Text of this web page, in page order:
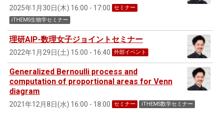
2025年1月30日(木) 16:00 - 17:00
セミナー
iTHEMS生物学セミナー
理研AIP-数理女子ジョイントセミナー
2022年1月29日(土) 15:00 - 16:40 外部イベント
Generalized Bernoulli process and
computation of proportional areas for Venn
diagram
2021年12月8日(水) 16:00 - 18:00 セミナー iTHEMS数学セミナー